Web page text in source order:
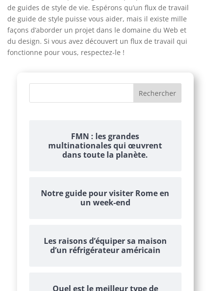
de guides de style de vie. Espérons qu’un flux de travail
de guide de style puisse vous aider, mais il existe mille
façons d’aborder un projet dans le domaine du Web et
du design. Si vous avez découvert un flux de travail qui
fonctionne pour vous, respectez-le !
FMN : les grandes
multinationales qui œuvrent
dans toute la planète.
Notre guide pour visiter Rome en
un week-end
Les raisons d’équiper sa maison
d’un réfrigérateur américain
Quel est le meilleur type de